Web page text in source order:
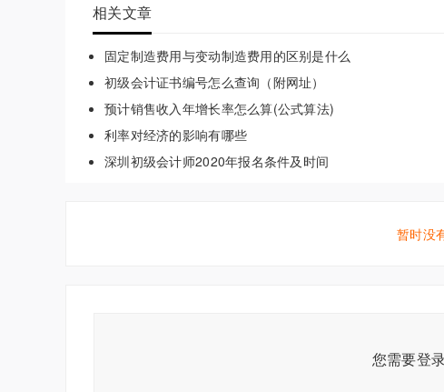
相关文章
固定制造费用与变动制造费用的区别是什么
初级会计证书编号怎么查询（附网址）
预计销售收入年增长率怎么算(公式算法)
利率对经济的影响有哪些
深圳初级会计师2020年报名条件及时间
暂时没
您需要登